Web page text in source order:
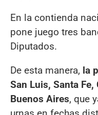
En la contienda
pone juego tres
Diputados.
De esta manera, la
San Luis, Santa
Buenos Aires, que